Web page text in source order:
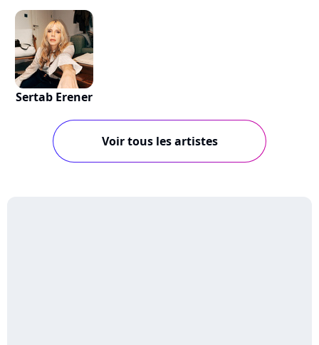
Sertab Erener
Voir tous les artistes